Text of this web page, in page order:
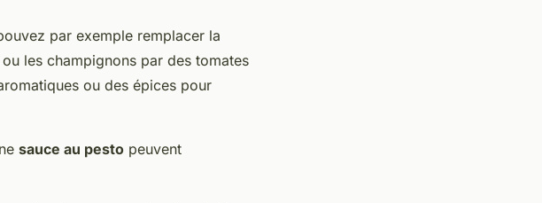
par exemple remplacer la
les champignons par des tomates
ou des épices pour
sauce au pesto peuvent